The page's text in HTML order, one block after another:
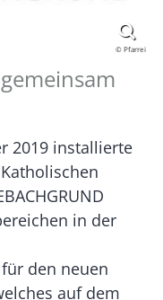
© Pfarrei
2019 installierte
in der
den neuen
auf dem